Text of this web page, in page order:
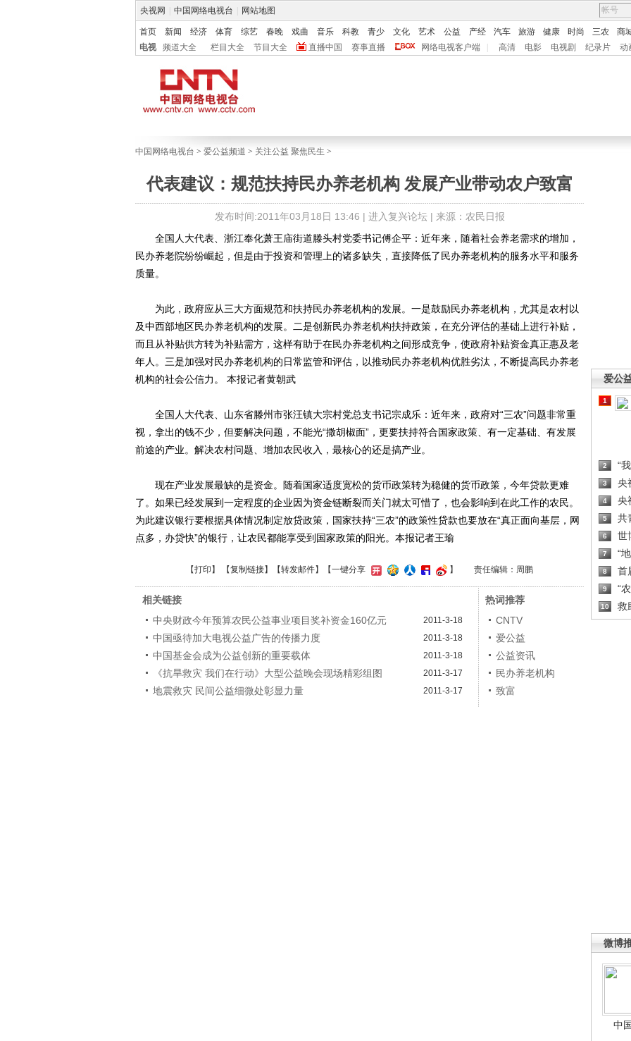
央视网 中国网络电视台 网站地图
首页 新闻 经济 体育 综艺 春晚 戏曲 音乐 科教 青少 文化 艺术 公益 产经 汽车 旅游 健康 时尚 三农 商
电视
频道大全 栏目大全 节目大全 直播中国 赛事直播 网络电视客户端 高清 电影 电视剧 纪录片 动
中国网络电视台 > 爱公益频道 > 关注公益 聚焦民生 >
代表建议：规范扶持民办养老机构 发展产业带动农户致富
发布时间:2011年03月18日 13:46 | 进入复兴论坛| 来源：农民日报
爱公
1
2 “
3 央
4 央
5 共
6 世
7 “
8 首
9 “
10 救
微博
中
全国人大代表、浙江奉化萧王庙街道滕头村党委书记傅企平：近年来，随着社会养老需求的增加，
民办养老院纷纷崛起，但是由于投资和管理上的诸多缺失，直接降低了民办养老机构的服务水平和服务
质量。
为此，政府应从三大方面规范和扶持民办养老机构的发展。一是鼓励民办养老机构，尤其是农村以
及中西部地区民办养老机构的发展。二是创新民办养老机构扶持政策，在充分评估的基础上进行补贴，
而且从补贴供方转为补贴需方，这样有助于在民办养老机构之间形成竞争，使政府补贴资金真正惠及老
年人。三是加强对民办养老机构的日常监管和评估，以推动民办养老机构优胜劣汰，不断提高民办养老
机构的社会公信力。 本报记者黄朝武
全国人大代表、山东省滕州市张汪镇大宗村党总支书记宗成乐：近年来，政府对“三农”问题非常重
视，拿出的钱不少，但要解决问题，不能光“撒胡椒面”，更要扶持符合国家政策、有一定基础、有发展
前途的产业。解决农村问题、增加农民收入，最核心的还是搞产业。
现在产业发展最缺的是资金。随着国家适度宽松的货币政策转为稳健的货币政策，今年贷款更难
了。如果已经发展到一定程度的企业因为资金链断裂而关门就太可惜了，也会影响到在此工作的农民。
为此建议银行要根据具体情况制定放贷政策，国家扶持“三农”的政策性贷款也要放在“真正面向基层，网
点多，办贷快”的银行，让农民都能享受到国家政策的阳光。本报记者王瑜
【打印 】 【复制链接】【转发邮件】 【一键分享 】 责任编辑：周鹏
相关链接
中央财政今年预算农民公益事业项目奖补资金160亿元
2011-3-18
中国亟待加大电视公益广告的传播力度 2011-3-18
中国基金会成为公益创新的重要载体 2011-3-18
《抗旱救灾 我们在行动》大型公益晚会现场精彩组图 2011-3-17
地震救灾 民间公益细微处彰显力量 2011-3-17
热词推荐
CNTV
爱公益
公益资讯
民办养老机构
致富